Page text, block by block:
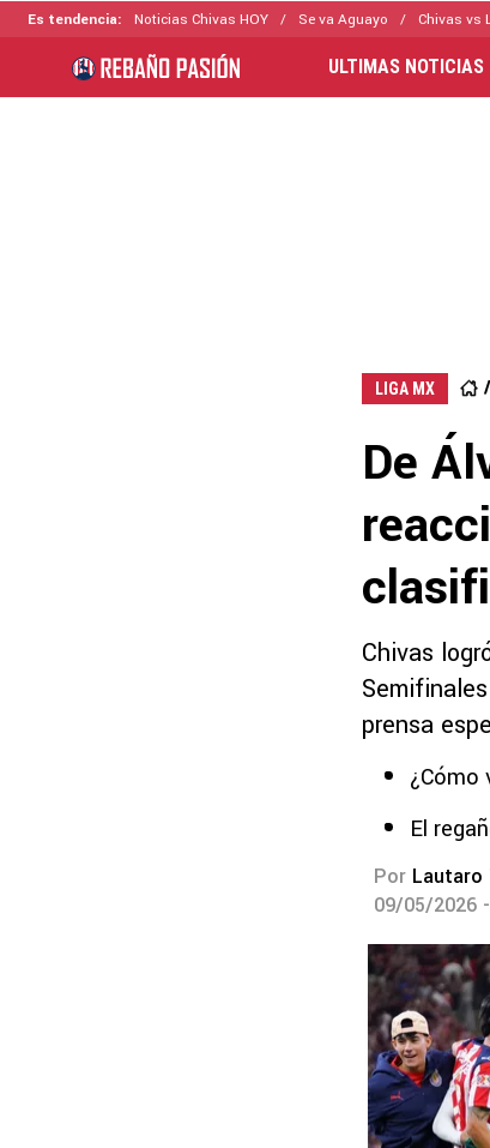
Es tendencia: Noticias Chivas HOY Se va Aguayo Chivas vs
ULTIMAS NOTICIAS
LIGA MX
De
Chivas
prensa
¿Cómo
El
Por
09/05/2026